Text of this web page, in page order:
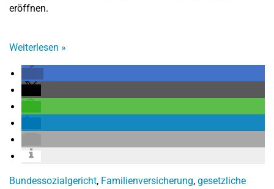
eröffnen.
Weiterlesen »
Bundessozialgericht, Familienversicherung, gesetzliche